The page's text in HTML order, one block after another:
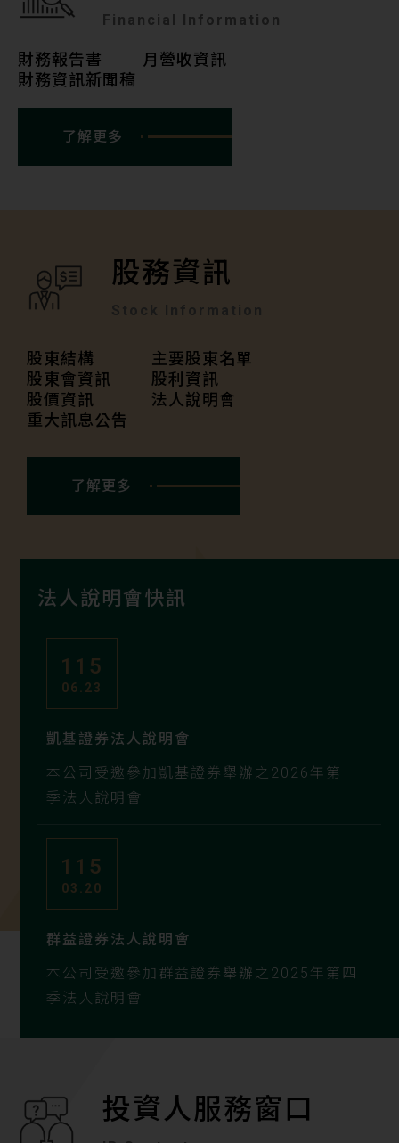
Financial Information
財務報告書
月營收資訊
財務資訊新聞稿
了解更多
股務資訊
Stock Information
股東結構
主要股東名單
股東會資訊
股利資訊
股價資訊
法人說明會
重大訊息公告
了解更多
法人說明會快訊
115
06.23
凱基證券法人說明會
本公司受邀參加凱基證券舉辦之2026年第一
季法人說明會
115
03.20
群益證券法人說明會
本公司受邀參加群益證券舉辦之2025年第四
季法人說明會
投資人服務窗口